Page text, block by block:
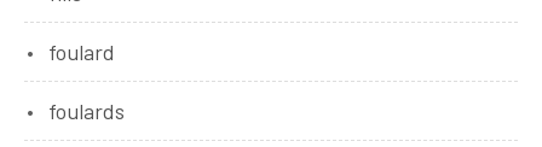
foulard
foulards